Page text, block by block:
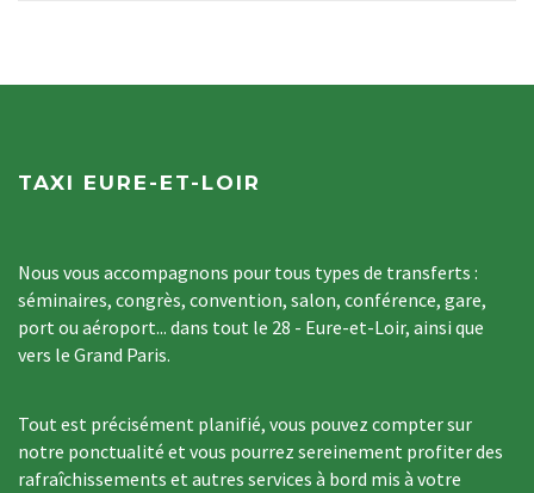
TAXI EURE-ET-LOIR
Nous vous accompagnons pour tous types de transferts :
séminaires, congrès, convention, salon, conférence, gare,
port ou aéroport... dans tout le 28 - Eure-et-Loir, ainsi que
vers le Grand Paris.
Tout est précisément planifié, vous pouvez compter sur
notre ponctualité et vous pourrez sereinement profiter des
rafraîchissements et autres services à bord mis à votre